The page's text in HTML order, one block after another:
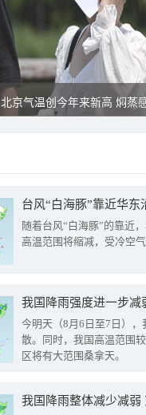
北京气温创今年来新高 焖蒸
台风“白海豚”靠近华
随着台风“白海豚”的靠近
高温范围将缩减，受冷空
今明天（8月6日至7日）
散。同时，我国高温范围
区将有大范围桑拿天。
我国降雨整体减少减弱